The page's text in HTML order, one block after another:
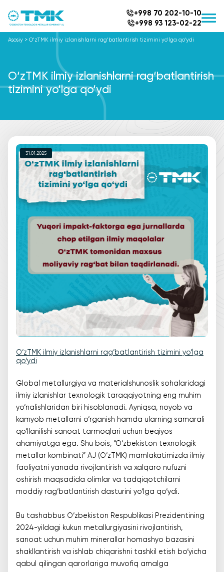
+998 70 202-10-10
+998 93 123-02-22
Asosiy > O‘zTMK ilmiy izlanishlarni rag‘batlantirish tizimini yo‘lga qo‘ydi
O‘zTMK ilmiy izlanishlarni rag‘batlantirish
tizimini yo‘lga qo‘ydi
31.01.2025
O‘zTMK ilmiy izlanishlarni rag‘batlantirish tizimini yo‘lga
qo‘ydi
Global metallurgiya va materialshunoslik sohalaridagi
ilmiy izlanishlar texnologik taraqqiyotning eng muhim
yo‘nalishlaridan biri hisoblanadi. Ayniqsa, noyob va
kamyob metallarni o‘rganish hamda ularning samarali
qo‘llanilishi sanoat tarmoqlari uchun beqiyos
ahamiyatga ega. Shu bois, “O‘zbekiston texnologik
metallar kombinati” AJ (O‘zTMK) mamlakatimizda ilmiy
faoliyatni yanada rivojlantirish va xalqaro nufuzni
oshirish maqsadida olimlar va tadqiqotchilarni
moddiy rag‘batlantirish dasturini yo‘lga qo‘ydi.
Bu tashabbus O‘zbekiston Respublikasi Prezidentining
2024-yildagi kukun metallurgiyasini rivojlantirish,
sanoat uchun muhim minerallar homashyo bazasini
shakllantirish va ishlab chiqarishni tashkil etish bo‘yicha
qabul qilingan qarorlariga muvofiq amalga